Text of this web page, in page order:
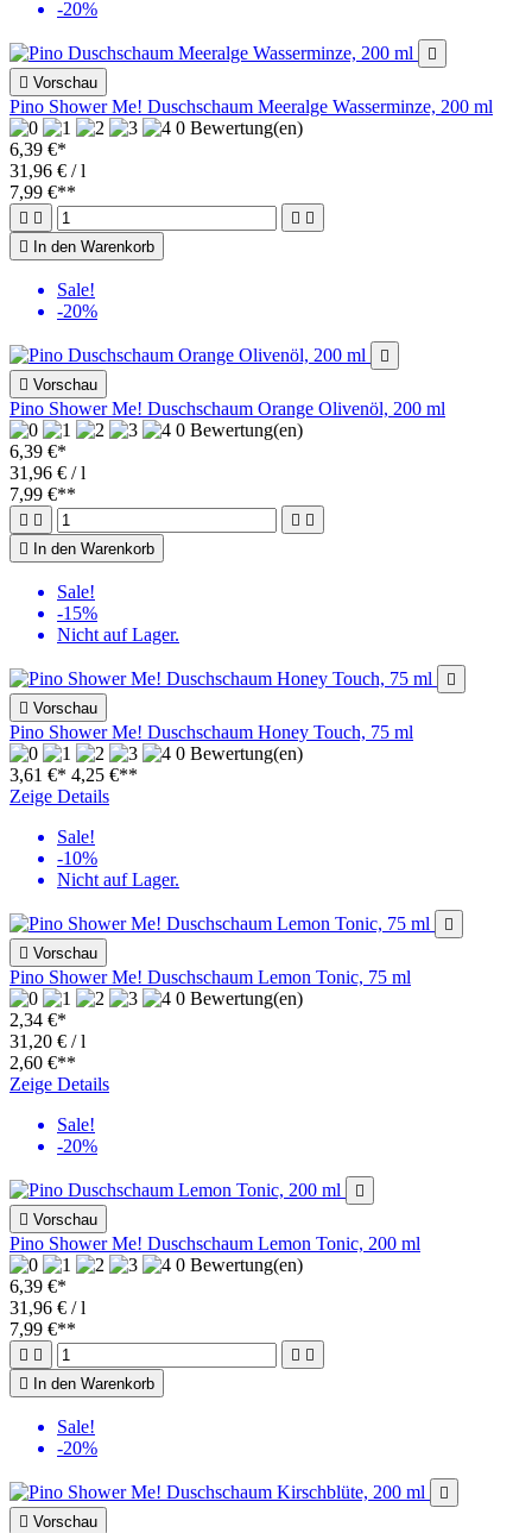
-20%

 Vorschau
Pino Shower Me! Duschschaum Meeralge Wasserminze, 200 ml
0 Bewertung(en)
6,39 €*
31,96 € / l
7,99 €**
   
 In den Warenkorb
Sale!
-20%

 Vorschau
Pino Shower Me! Duschschaum Orange Olivenöl, 200 ml
0 Bewertung(en)
6,39 €*
31,96 € / l
7,99 €**
   
 In den Warenkorb
Sale!
-15%
Nicht auf Lager.

 Vorschau
Pino Shower Me! Duschschaum Honey Touch, 75 ml
0 Bewertung(en)
3,61 €* 4,25 €**
Zeige Details
Sale!
-10%
Nicht auf Lager.

 Vorschau
Pino Shower Me! Duschschaum Lemon Tonic, 75 ml
0 Bewertung(en)
2,34 €*
31,20 € / l
2,60 €**
Zeige Details
Sale!
-20%

 Vorschau
Pino Shower Me! Duschschaum Lemon Tonic, 200 ml
0 Bewertung(en)
6,39 €*
31,96 € / l
7,99 €**
   
 In den Warenkorb
Sale!
-20%

 Vorschau